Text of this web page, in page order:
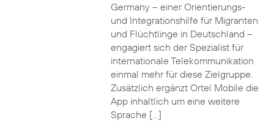
Germany – einer Orientierungs-
und Integrationshilfe für Migranten
und Flüchtlinge in Deutschland –
engagiert sich der Spezialist für
internationale Telekommunikation
einmal mehr für diese Zielgruppe.
Zusätzlich ergänzt Ortel Mobile die
App inhaltlich um eine weitere
Sprache […]